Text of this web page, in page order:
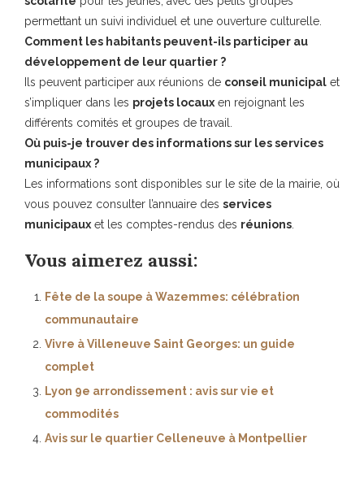
permettant un suivi individuel et une ouverture culturelle.
Comment les habitants peuvent-ils participer au
développement de leur quartier ?
Ils peuvent participer aux réunions de conseil municipal et
s’impliquer dans les projets locaux en rejoignant les
différents comités et groupes de travail.
Où puis-je trouver des informations sur les services
municipaux ?
Les informations sont disponibles sur le site de la mairie, où
vous pouvez consulter l’annuaire des services
municipaux et les comptes-rendus des réunions
Vous aimerez aussi:
Fête de la soupe à Wazemmes: célébration
communautaire
Vivre à Villeneuve Saint Georges: un guide
complet
Lyon 9e arrondissement : avis sur vie et
commodités
Avis sur le quartier Celleneuve à Montpellier